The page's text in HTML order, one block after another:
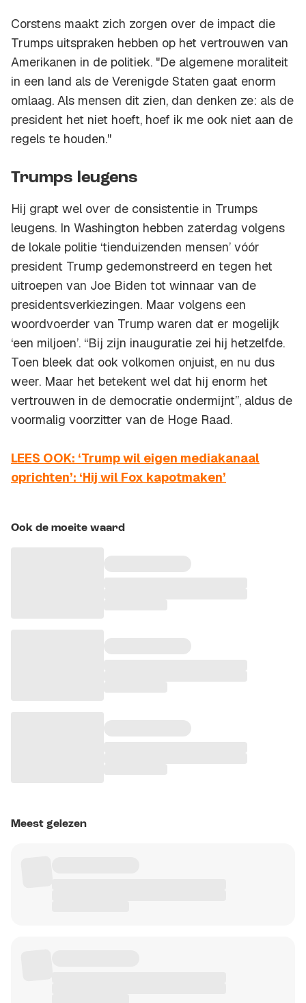
Corstens maakt zich zorgen over de impact die
Trumps uitspraken hebben op het vertrouwen van
Amerikanen in de politiek. "De algemene moraliteit
in een land als de Verenigde Staten gaat enorm
omlaag. Als mensen dit zien, dan denken ze: als de
president het niet hoeft, hoef ik me ook niet aan de
regels te houden."
Trumps leugens
Hij grapt wel over de consistentie in Trumps
leugens. In Washington hebben zaterdag volgens
de lokale politie ‘tienduizenden mensen’ vóór
president Trump gedemonstreerd en tegen het
uitroepen van Joe Biden tot winnaar van de
presidentsverkiezingen. Maar volgens een
woordvoerder van Trump waren dat er mogelijk
‘een miljoen’. “Bij zijn inauguratie zei hij hetzelfde.
Toen bleek dat ook volkomen onjuist, en nu dus
weer. Maar het betekent wel dat hij enorm het
vertrouwen in de democratie ondermijnt”, aldus de
voormalig voorzitter van de Hoge Raad.
LEES OOK: ‘Trump wil eigen mediakanaal
oprichten’: ‘Hij wil Fox kapotmaken’
Ook de moeite waard
Meest gelezen